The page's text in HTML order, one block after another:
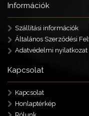
Információk
Szállítási információk
Általános Szerződési
Adatvédelmi nyilatkozat
Kapcsolat
Kapcsolat
Honlaptérkép